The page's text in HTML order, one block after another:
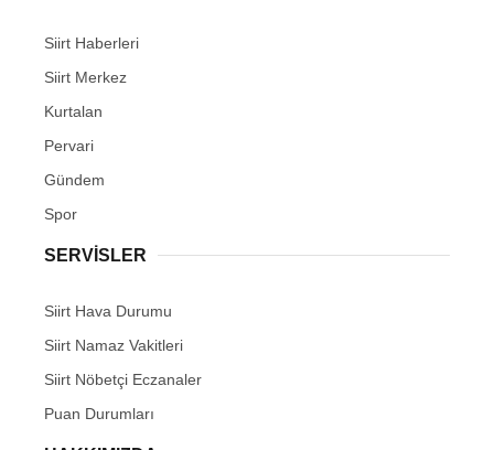
Siirt Haberleri
Siirt Merkez
Kurtalan
Pervari
Gündem
Spor
SERVİSLER
Siirt Hava Durumu
Siirt Namaz Vakitleri
Siirt Nöbetçi Eczanaler
Puan Durumları